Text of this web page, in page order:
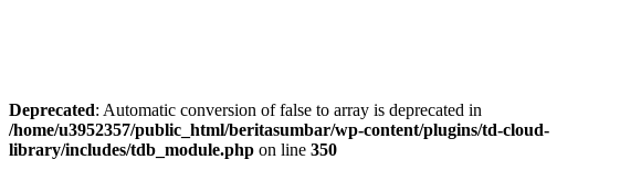
Deprecated: Automatic conversion of false to array is deprecated in
/home/u3952357/public_html/beritasumbar/wp-content/plugins/td-cloud-
library/includes/tdb_module.php on line 350